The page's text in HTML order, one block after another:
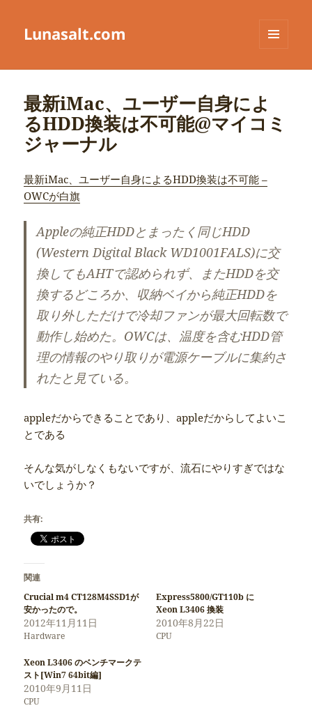
Lunasalt.com
ーとウ
最新iMac、ユーザー自身によ
るHDD換装は不可能@マイコミ
ジャーナル
最新iMac、ユーザー自身によるHDD換装は不可能 –
OWCが白旗
Appleの純正HDDとまったく同じHDD
(Western Digital Black WD1001FALS)に交
換してもAHTで認められず、またHDDを交
換するどころか、収納ベイから純正HDDを
取り外しただけで冷却ファンが最大回転数で
動作し始めた。OWCは、温度を含むHDD管
理の情報のやり取りが電源ケーブルに集約さ
れたと見ている。
appleだからできることであり、appleだからしてよいこ
とである
そんな気がしなくもないですが、流石にやりすぎではな
いでしょうか？
共有:
関連
Crucial m4 CT128M4SSD1が
安かったので。
2012年11月11日
Hardware
Express5800/GT110b に
Xeon L3406 換装
2010年8月22日
CPU
Xeon L3406 のベンチマークテ
スト[Win7 64bit編]
2010年9月11日
CPU